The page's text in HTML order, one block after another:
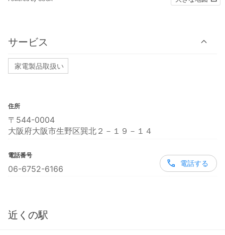
サービス
家電製品取扱い
住所
〒544-0004
大阪府大阪市生野区巽北２－１９－１４
電話番号
06-6752-6166
電話する
近くの駅